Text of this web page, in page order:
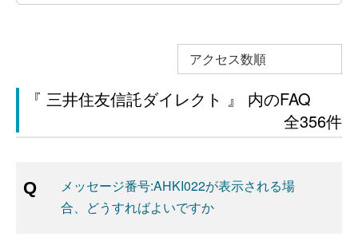
アクセス数順
『 三井住友信託ダイレクト 』 内のFAQ
全356件
メッセージ番号:AHKI022が表示される場
合、どうすればよいですか